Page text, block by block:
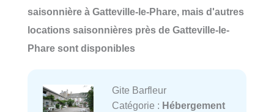
saisonnière à Gatteville-le-Phare, mais d'autres
locations saisonnières près de Gatteville-le-
Phare sont disponibles
Gite Barfleur
Catégorie : Hébergement